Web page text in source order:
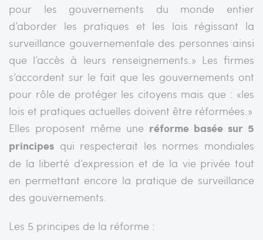
pour les gouvernements du monde entier
d’aborder les pratiques et les lois régissant la
surveillance gouvernementale des personnes ainsi
que l’accès à leurs renseignements.» Les firmes
s’accordent sur le fait que les gouvernements ont
pour rôle de protéger les citoyens mais que : «les
lois et pratiques actuelles doivent être réformées.»
Elles proposent même une réforme basée sur 5
principes qui respecterait les normes mondiales
de la liberté d’expression et de la vie privée tout
en permettant encore la pratique de surveillance
des gouvernements.
Les 5 principes de la réforme :